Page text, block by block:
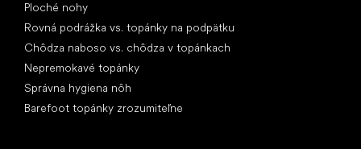
Ploché nohy
Rovná podrážka vs. topánky na podpätku
Chôdza naboso vs. chôdza v topánkach
Nepremokavé topánky
Správna hygiena nôh
Barefoot topánky zrozumiteľne